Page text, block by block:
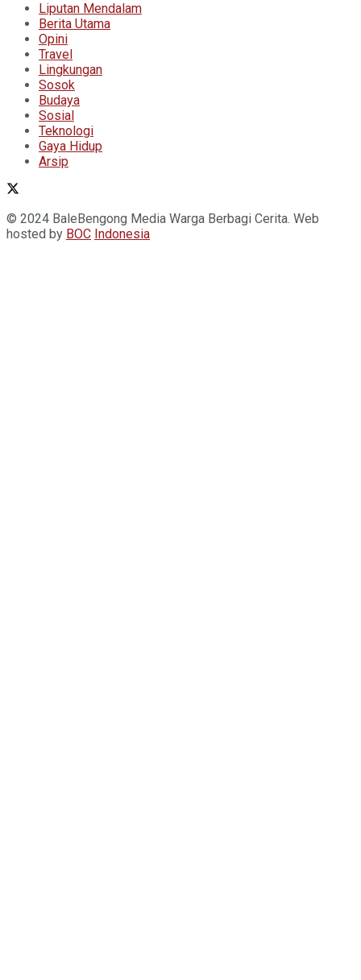
Liputan Mendalam
Berita Utama
Opini
Travel
Lingkungan
Sosok
Budaya
Sosial
Teknologi
Gaya Hidup
Arsip
© 2024 BaleBengong Media Warga Berbagi Cerita. Web
hosted by BOC Indonesia